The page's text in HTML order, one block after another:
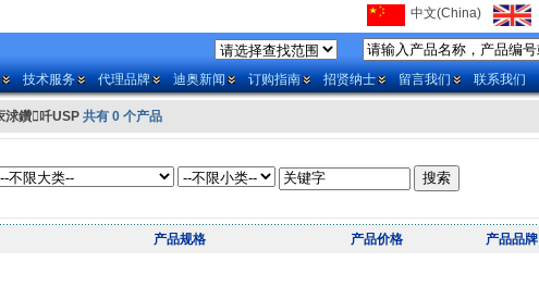
中文(China)
技术服务 代理品牌 迪奥新闻 订购指南 招贤纳士 留言我们 联系我们
浗鑽吀USP 共有 0 个产品
产品规格 产品价格 产品品牌